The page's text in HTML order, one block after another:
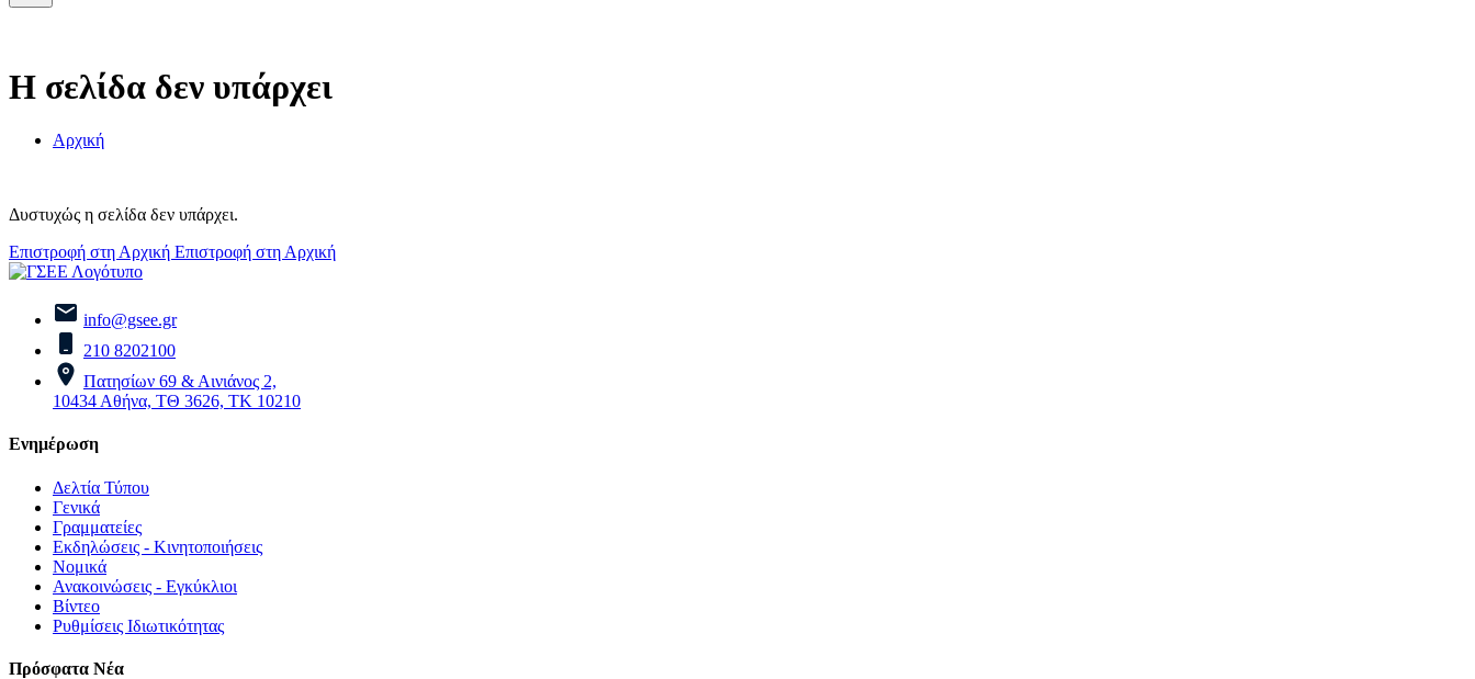
Η σελίδα δεν υπάρχει
Αρχική
Δυστυχώς η σελίδα δεν υπάρχει.
Επιστροφή στη Αρχική Επιστροφή στη Αρχική
info@gsee.gr
210 8202100
Πατησίων 69 & Αινιάνος 2,
10434 Αθήνα, ΤΘ 3626, ΤΚ 10210
Ενημέρωση
Δελτία Τύπου
Γενικά
Γραμματείες
Εκδηλώσεις - Κινητοποιήσεις
Νομικά
Ανακοινώσεις - Εγκύκλιοι
Βίντεο
Ρυθμίσεις Ιδιωτικότητας
Πρόσφατα Νέα